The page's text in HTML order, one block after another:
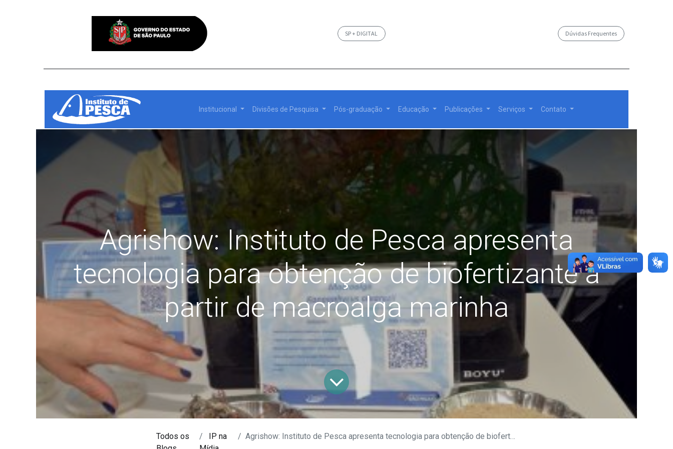
SP + DIGITAL Dúvidas Frequentes
Institucional Divisões de Pesquisa Pós-graduação Educação Publicações Serviços Contato
Agrishow: Instituto de Pesca apresenta
tecnologia para obtenção de biofertizante a
partir de macroalga marinha
Todos os
IP na
Agrishow: Instituto de Pesca apresenta tecnologia para obtenção de biofertizante a partir de macroalga marinha